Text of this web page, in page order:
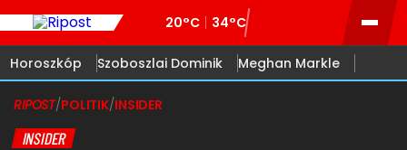
20°C 34°C
Horoszkóp Szoboszlai Dominik Meghan Markle
RIPOST/POLITIK/INSIDER
INSIDER